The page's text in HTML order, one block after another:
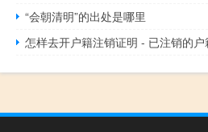
“会朝清明”的出处是哪里
怎样去开户籍注销证明 - 已注销的